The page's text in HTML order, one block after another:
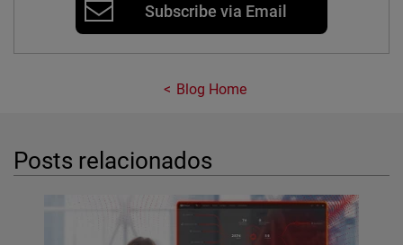
Subscribe via Email
Blog Home
Posts relacionados